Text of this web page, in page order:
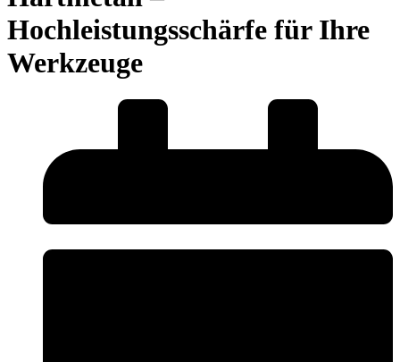
Hochleistungsschärfe für Ihre
Werkzeuge